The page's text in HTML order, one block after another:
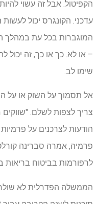
הקפיטול. אבל זה עשוי
עדכני. הקונגרס יכול
המוגברות בכל עת במהלך
– או לא. כך או כך, זה
שימו לב.
אל תסמוך על השוק או על
צריך לצפות לשלם.
הודעות לצרכנים על
פרמיה, אמרה סברינה
לרפורמות בביטוח בריאות
הממשלה הפדרלית לא